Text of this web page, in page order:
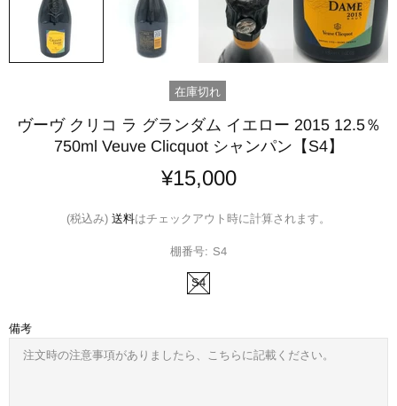
在庫切れ
ヴーヴ クリコ ラ グランダム イエロー 2015 12.5％
750ml Veuve Clicquot シャンパン【S4】
¥15,000
(税込み) 送料はチェックアウト時に計算されます。
棚番号: S4
S4
備考